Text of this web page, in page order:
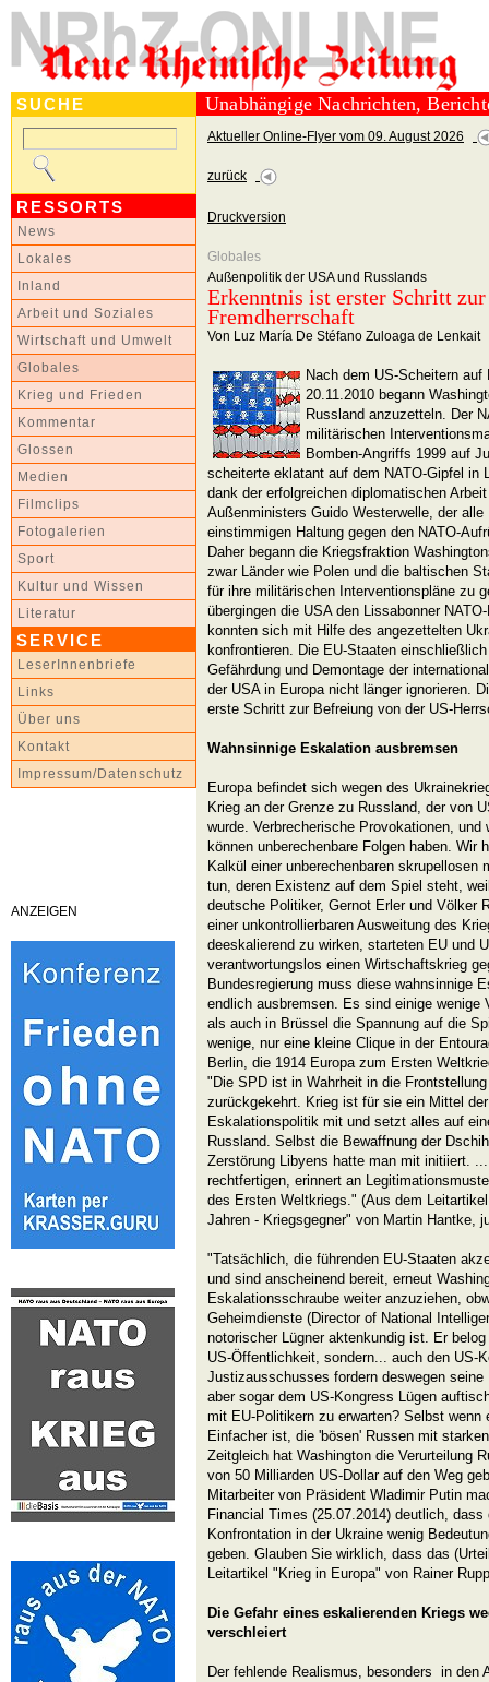
SUCHE
RESSORTS
News
Lokales
Inland
Arbeit und Soziales
Wirtschaft und Umwelt
Globales
Krieg und Frieden
Kommentar
Glossen
Medien
Filmclips
Fotogalerien
Sport
Kultur und Wissen
Literatur
SERVICE
LeserInnenbriefe
Links
Über uns
Kontakt
Impressum/Datenschutz
ANZEIGEN
Unabhängige Nachrichten,
Aktueller Online-Flyer vom 09. August 2026
zurück
Druckversion
Globales
Außenpolitik der USA und Russlands
Erkenntnis ist erster Schritt
Fremdherrschaft
Von Luz María De Stéfano Zuloaga de Lenkait
Nach dem US-Scheitern
20.11.2010 begann
Russland anzuzetteln. Der
militärischen
Bomben-Angriffs 1999 auf
scheiterte eklatant auf dem NATO-Gipfel in
dank der erfolgreichen diplomatischen
Außenministers Guido Westerwelle, der alle
einstimmigen Haltung gegen den NATO-
Daher begann die Kriegsfraktion
zwar Länder wie Polen und die baltischen
für ihre militärischen Interventionspläne zu
übergingen die USA den Lissabonner
konnten sich mit Hilfe des angezettelten
konfrontieren. Die EU-Staaten
Gefährdung und Demontage der
der USA in Europa nicht länger ignorieren.
erste Schritt zur Befreiung von der US-
Wahnsinnige Eskalation ausbremsen
Europa befindet sich wegen des
Krieg an der Grenze zu Russland, der von
wurde. Verbrecherische Provokationen,
können unberechenbare Folgen haben. Wir
Kalkül einer unberechenbaren skrupellosen
tun, deren Existenz auf dem Spiel steht,
deutsche Politiker, Gernot Erler und Völker
einer unkontrollierbaren Ausweitung des
deeskalierend zu wirken, starteten EU und
verantwortungslos einen Wirtschaftskrieg
Bundesregierung muss diese wahnsinnige
endlich ausbremsen. Es sind einige wenige
als auch in Brüssel die Spannung auf die
wenige, nur eine kleine Clique in der
Berlin, die 1914 Europa zum Ersten
"Die SPD ist in Wahrheit in die
zurückgekehrt. Krieg ist für sie ein Mittel
Eskalationspolitik mit und setzt alles auf
Russland. Selbst die Bewaffnung der
Zerstörung Libyens hatte man mit initiiert.
rechtfertigen, erinnert an
des Ersten Weltkriegs." (Aus dem
Jahren - Kriegsgegner" von Martin Hantke,
"Tatsächlich, die führenden EU-Staaten
und sind anscheinend bereit, erneut
Eskalationsschraube weiter anzuziehen,
Geheimdienste (Director of National
notorischer Lügner aktenkundig ist. Er
US-Öffentlichkeit, sondern... auch den US-
Justizausschusses fordern deswegen
aber sogar dem US-Kongress Lügen
mit EU-Politikern zu erwarten? Selbst
Einfacher ist, die 'bösen' Russen mit
Zeitgleich hat Washington die Verurteilung
von 50 Milliarden US-Dollar auf den Weg
Mitarbeiter von Präsident Wladimir Putin
Financial Times (25.07.2014) deutlich,
Konfrontation in der Ukraine wenig
geben. Glauben Sie wirklich, dass das
Leitartikel "Krieg in Europa" von Rainer
Die Gefahr eines eskalierenden Kriegs
verschleiert
Der fehlende Realismus, besonders in den